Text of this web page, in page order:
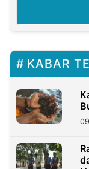
KABAR